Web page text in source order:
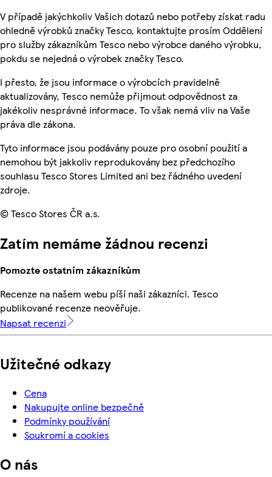
V případě jakýchkoliv Vašich dotazů nebo potřeby získat radu
ohledně výrobků značky Tesco, kontaktujte prosím Oddělení
pro služby zákazníkům Tesco nebo výrobce daného výrobku,
pokdu se nejedná o výrobek značky Tesco.
I přesto, že jsou informace o výrobcích pravidelně
aktualizovány, Tesco nemůže přijmout odpovědnost za
jakékoliv nesprávné informace. To však nemá vliv na Vaše
práva dle zákona.
Tyto informace jsou podávány pouze pro osobní použití a
nemohou být jakkoliv reprodukovány bez předchozího
souhlasu Tesco Stores Limited ani bez řádného uvedení
zdroje.
© Tesco Stores ČR a.s.
Zatím nemáme žádnou recenzi
Pomozte ostatním zákazníkům
Recenze na našem webu píší naši zákazníci. Tesco
publikované recenze neověřuje.
Napsat recenzi
Užitečné odkazy
Cena
Nakupujte online bezpečně
Podmínky používání
Soukromí a cookies
O nás